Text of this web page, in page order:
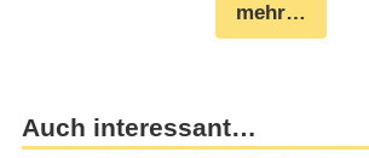
mehr…
Auch interessant…